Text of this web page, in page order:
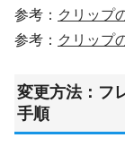
参考： クリップ
参考： クリップ
変更方法：フ
手順